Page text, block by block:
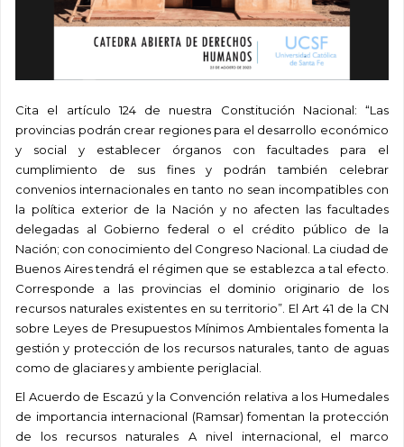
Cita el artículo 124 de nuestra Constitución Nacional: “Las
provincias podrán crear regiones para el desarrollo económico
y social y establecer órganos con facultades para el
cumplimiento de sus fines y podrán también celebrar
convenios internacionales en tanto no sean incompatibles con
la política exterior de la Nación y no afecten las facultades
delegadas al Gobierno federal o el crédito público de la
Nación; con conocimiento del Congreso Nacional. La ciudad de
Buenos Aires tendrá el régimen que se establezca a tal efecto.
Corresponde a las provincias el dominio originario de los
recursos naturales existentes en su territorio”. El Art 41 de la CN
sobre Leyes de Presupuestos Mínimos Ambientales fomenta la
gestión y protección de los recursos naturales, tanto de aguas
como de glaciares y ambiente periglacial.
El Acuerdo de Escazú y la Convención relativa a los Humedales
de importancia internacional (Ramsar) fomentan la protección
de los recursos naturales A nivel internacional, el marco